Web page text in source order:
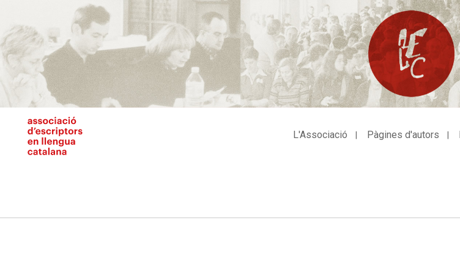
contingut
L'Associació Pàgines d'autors